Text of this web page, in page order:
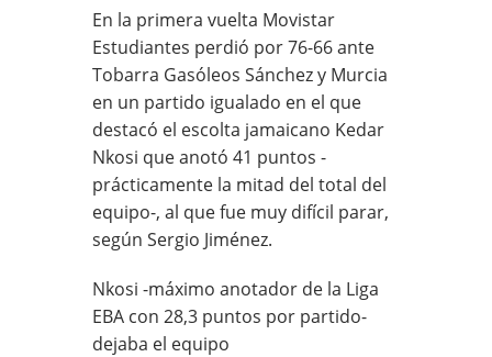
En la primera vuelta Movistar
Estudiantes perdió por76-66 ante
Tobarra Gasóleos Sánchez y Murcia
en un partido igualado en el que
destacó el escolta jamaicano Kedar
Nkosi que anotó 41 puntos -
prácticamente la mitad del total del
equipo-, al que fue muy difícil parar,
según Sergio Jiménez.
Nkosi -máximo anotador de la Liga
EBA con 28,3 puntos por partido-
dejaba el equipo